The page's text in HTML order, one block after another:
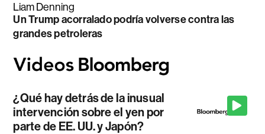
Liam Denning
Un Trump acorralado podría volverse contra las
grandes petroleras
¿Qué hay detrás de la inusual
intervención sobre el yen por
parte de EE. UU. y Japón?